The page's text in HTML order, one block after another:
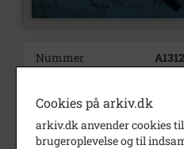
Nummer
A1312
Arkivskaber
Beskrivelse
Ellen
Cookies på arkiv.dk
arkiv.dk anvender cookies
brugeroplevelse og til